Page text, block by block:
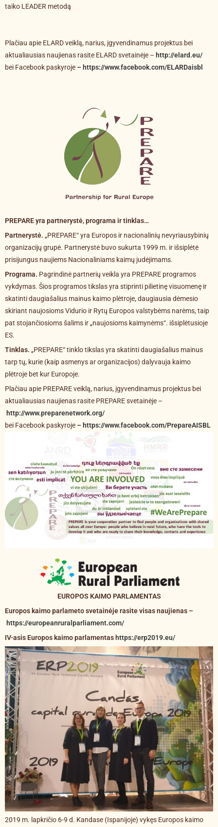
taiko LEADER metodą
Plačiau apie ELARD veiklą, narius, įgyvendinamus projektus bei
aktualiausias naujienas rasite ELARD svetainėje – http://elard.eu/
bei Facebook paskyroje – https://www.facebook.com/ELARDaisbl
PREPARE yra partnerystė, programa ir tinklas…
Partnerystė. „PREPARE“ yra Europos ir nacionalinių nevyriausybinių
organizacijų grupė. Partnerystė buvo sukurta 1999 m. ir išsiplėtė
prisijungus naujiems Nacionaliniams kaimų judėjimams.
Programa. Pagrindinė partnerių veikla yra PREPARE programos
vykdymas. Šios programos tikslas yra stiprinti pilietinę visuomenę ir
skatinti daugiašalius mainus kaimo plėtroje, daugiausia dėmesio
skiriant naujosioms Vidurio ir Rytų Europos valstybėms narėms, taip
pat stojančiosioms šalims ir „naujosioms kaimynėms“. išsiplėtusioje
ES.
Tinklas. „PREPARE“ tinklo tikslas yra skatinti daugiašalius mainus
tarp tų, kurie (kaip asmenys ar organizacijos) dalyvauja kaimo
plėtroje bet kur Europoje.
Plačiau apie PREPARE veiklą, narius, įgyvendinamus projektus bei
aktualiausias naujienas rasite PREPARE svetainėje –
http://www.preparenetwork.org/
bei Facebook paskyroje – https://www.facebook.com/PrepareAISBL
EUROPOS KAIMO PARLAMENTAS
Europos kaimo parlameto svetainėje rasite visas naujienas –
https://europeanruralparliament.com/
IV-asis Europos kaimo parlamentas https://erp2019.eu/
2019 m. lapkričio 6-9 d. Kandase (Ispanijoje) vykęs Europos kaimo